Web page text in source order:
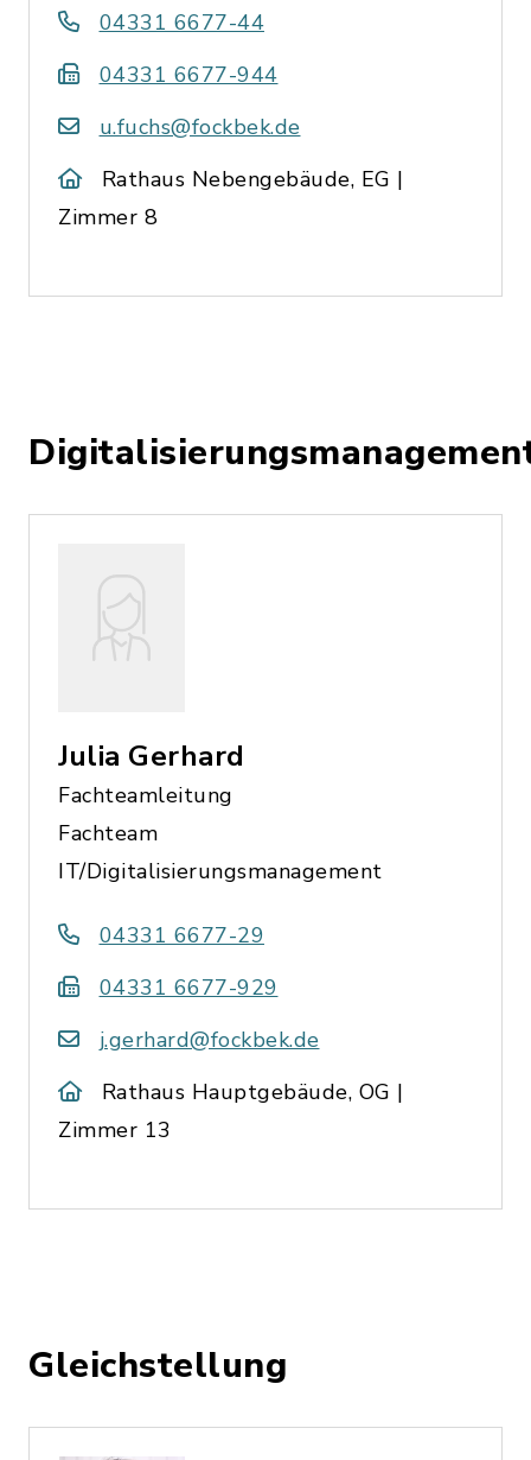
04331 6677-44
04331 6677-944
u.fuchs@fockbek.de
Rathaus Nebengebäude, EG |
Zimmer 8
Julia Gerhard
Fachteamleitung
Fachteam
IT/Digitalisierungsmanagement
04331 6677-29
04331 6677-929
j.gerhard@fockbek.de
Rathaus Hauptgebäude, OG |
Zimmer 13
Gleichstellung